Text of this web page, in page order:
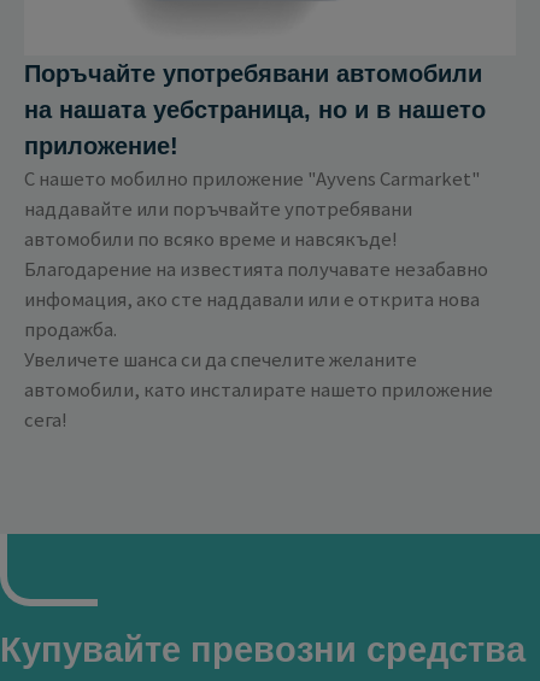
Поръчайте употребявани автомобили
на нашата уебстраница, но и в нашето
приложение!
С нашето мобилно приложение "Ayvens Carmarket"
наддавайте или поръчвайте употребявани
автомобили по всяко време и навсякъде!
Благодарение на известията получавате незабавно
инфомация, ако сте наддавали или е открита нова
продажба.
Увеличете шанса си да спечелите желаните
автомобили, като инсталирате нашето приложение
сега!
Купувайте превозни средства